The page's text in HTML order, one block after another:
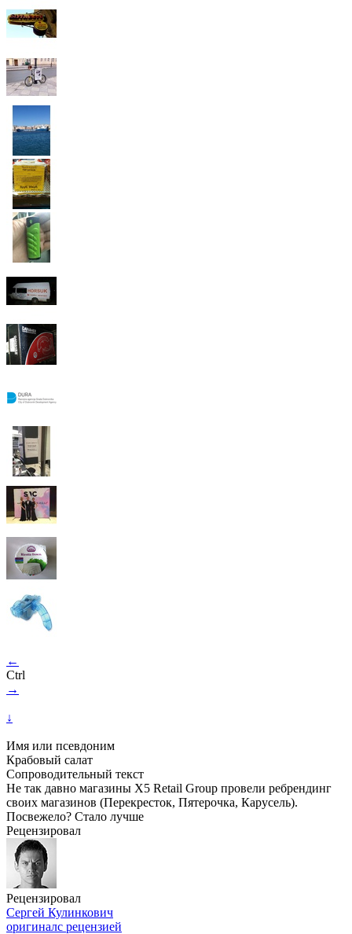
←
Ctrl
→
↓
Имя или псевдоним
Крабовый салат
Сопроводительный текст
Не так давно магазины X5 Retail Group провели ребрендинг
своих магазинов (Перекресток, Пятерочка, Карусель).
Посвежело? Стало лучше
Рецензировал
Рецензировал
Сергей Кулинкович
оригиналс рецензией